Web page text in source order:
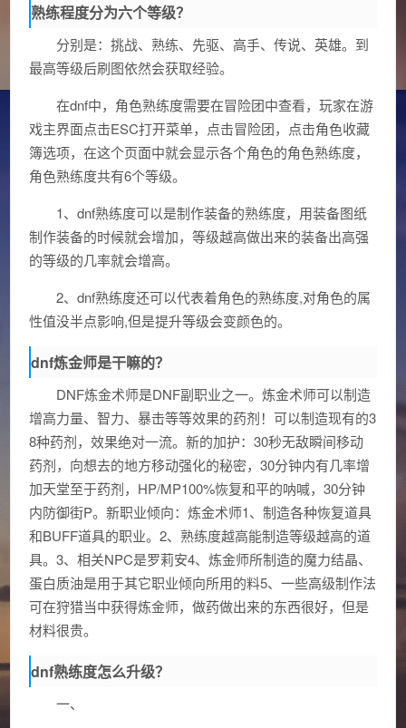
熟练程度分为六个等级？
分别是：挑战、熟练、先驱、高手、传说、英雄。到
最高等级后刷图依然会获取经验。
在dnf中，角色熟练度需要在冒险团中查看，玩家在游
戏主界面点击ESC打开菜单，点击冒险团，点击角色收藏
簿选项，在这个页面中就会显示各个角色的角色熟练度，
角色熟练度共有6个等级。
1、dnf熟练度可以是制作装备的熟练度，用装备图纸
制作装备的时候就会增加，等级越高做出来的装备出高强
的等级的几率就会增高。
2、dnf熟练度还可以代表着角色的熟练度,对角色的属
性值没半点影响,但是提升等级会变颜色的。
dnf炼金师是干嘛的？
DNF炼金术师是DNF副职业之一。炼金术师可以制造
增高力量、智力、暴击等等效果的药剂！可以制造现有的3
8种药剂，效果绝对一流。新的加护：30秒无敌瞬间移动
药剂，向想去的地方移动强化的秘密，30分钟内有几率增
加天堂至于药剂，HP/MP100%恢复和平的呐喊，30分钟
内防御街P。新职业倾向：炼金术师1、制造各种恢复道具
和BUFF道具的职业。2、熟练度越高能制造等级越高的道
具。3、相关NPC是罗莉安4、炼金师所制造的魔力结晶、
蛋白质油是用于其它职业倾向所用的料5、一些高级制作法
可在狩猎当中获得炼金师，做药做出来的东西很好，但是
材料很贵。
dnf熟练度怎么升级？
一、